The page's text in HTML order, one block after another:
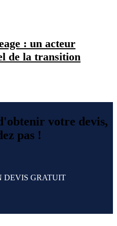
: un acteur
de la transition
votre devis,
pas !
DEVIS GRATUIT